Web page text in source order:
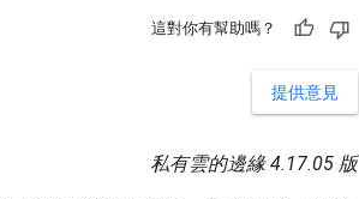
這對你有幫助嗎？
提供意見
私有雲的邊緣 4.17.05 版